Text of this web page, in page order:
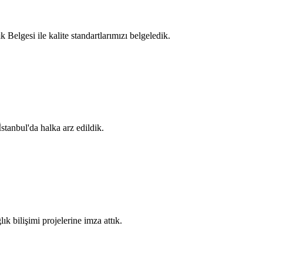
ile kalite standartlarımızı belgeledik.
halka arz edildik.
bilişimi projelerine imza attık.